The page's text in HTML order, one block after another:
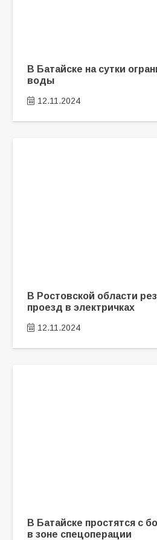
В Батайске на сутки
воды
12.11.2024
В Ростовской области
проезд в электричках
12.11.2024
В Батайске простятся с
в зоне спецоперации